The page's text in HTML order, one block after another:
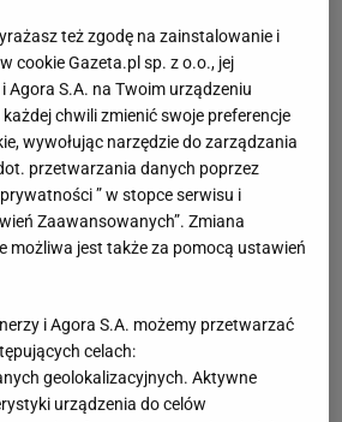
też zgodę na zainstalowanie i
cookie Gazeta.pl sp. z o.o., jej
Agora S.A. na Twoim urządzeniu
chwili zmienić swoje preferencje
wywołując narzędzie do zarządzania
przetwarzania danych poprzez
” w stopce serwisu i
Zaawansowanych”. Zmiana
możliwa jest także za pomocą ustawień
i Agora S.A. możemy przetwarzać
celach:
geolokalizacyjnych. Aktywne
urządzenia do celów